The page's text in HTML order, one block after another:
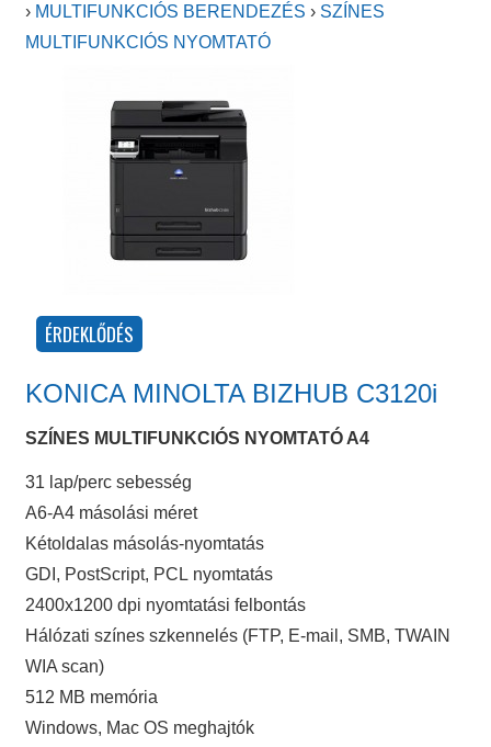
› MULTIFUNKCIÓS BERENDEZÉS › SZÍNES
MULTIFUNKCIÓS NYOMTATÓ
KONICA MINOLTA BIZHUB C3120i
SZÍNES MULTIFUNKCIÓS NYOMTATÓ A4
31 lap/perc sebesség
A6-A4 másolási méret
Kétoldalas másolás-nyomtatás
GDI, PostScript, PCL nyomtatás
2400x1200 dpi nyomtatási felbontás
Hálózati színes szkennelés (FTP, E-mail, SMB, TWAIN
WIA scan)
512 MB memória
Windows, Mac OS meghajtók